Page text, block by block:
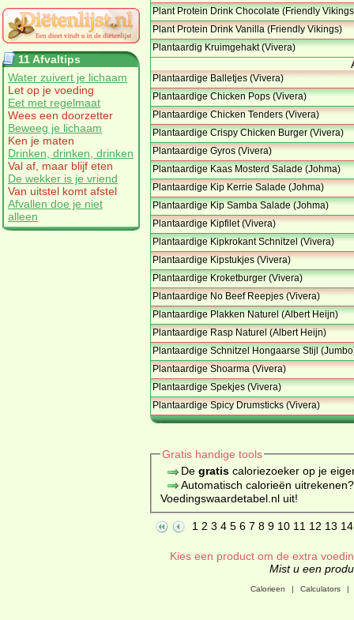
11 Afvaltips
Water zuivert je lichaam
Let op je voeding
Eet met regelmaat
Wees een doorzetter
Beweeg je lichaam
Ken je maten
Drinken, drinken, drinken
Val af, maar blijf eten
De wekker is je vriend
Van uitstel komt afstel
Afvallen doe je niet
alleen
Plant Protein Drink Chocolate (Friendly
Plant Protein Drink Vanilla (Friendly Vikings)
Plantaardig Kruimgehakt (Vivera)
Plantaardige Balletjes (Vivera)
Plantaardige Chicken Pops (Vivera)
Plantaardige Chicken Tenders (Vivera)
Plantaardige Crispy Chicken Burger (Vivera)
Plantaardige Gyros (Vivera)
Plantaardige Kaas Mosterd Salade (Johma)
Plantaardige Kip Kerrie Salade (Johma)
Plantaardige Kip Samba Salade (Johma)
Plantaardige Kipfilet (Vivera)
Plantaardige Kipkrokant Schnitzel (Vivera)
Plantaardige Kipstukjes (Vivera)
Plantaardige Kroketburger (Vivera)
Plantaardige No Beef Reepjes (Vivera)
Plantaardige Plakken Naturel (Albert Heijn)
Plantaardige Rasp Naturel (Albert Heijn)
Plantaardige Schnitzel Hongaarse Stijl
Plantaardige Shoarma (Vivera)
Plantaardige Spekjes (Vivera)
Plantaardige Spicy Drumsticks (Vivera)
Gratis handige tools
De gratiscaloriezoeker op je
Automatisch calorieën
Voedingswaardetabel.nl uit!
1 2 3 4 5 6 7 8 9 10 11 12 13 14
Kies een product om de extra
Mist u een
Calorieen | Calculators |